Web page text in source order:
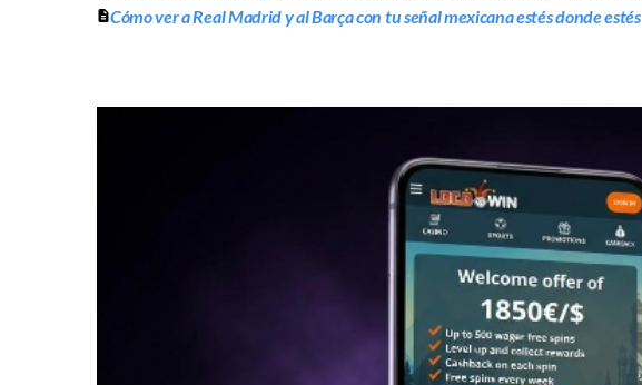
Cómo ver a Real Madrid y al Barça con tu señal mexicana estés donde estés